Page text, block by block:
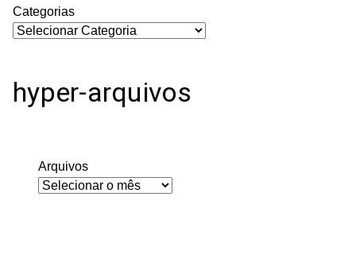
Categorias
hyper-arquivos
Arquivos